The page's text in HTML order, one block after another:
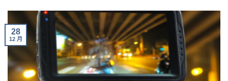
28
12 月